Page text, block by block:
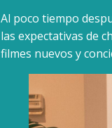
Al poco tiempo
las expectativas de
filmes nuevos y